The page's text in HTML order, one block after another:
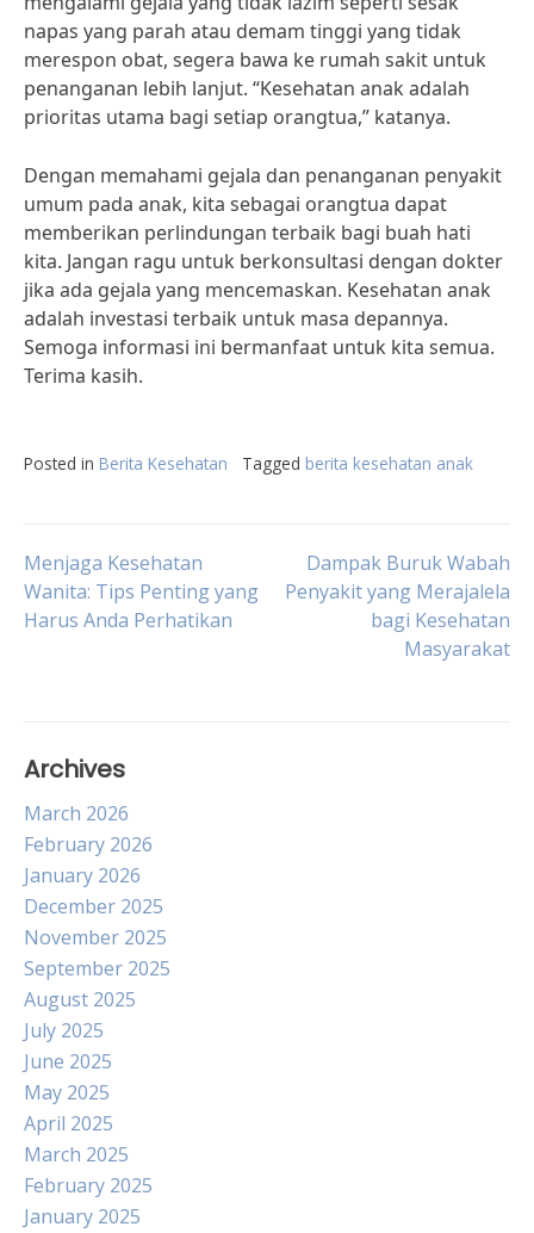
napas yang parah atau demam tinggi yang tidak
merespon obat, segera bawa ke rumah sakit untuk
penanganan lebih lanjut. “Kesehatan anak adalah
prioritas utama bagi setiap orangtua,” katanya.
Dengan memahami gejala dan penanganan penyakit
umum pada anak, kita sebagai orangtua dapat
memberikan perlindungan terbaik bagi buah hati
kita. Jangan ragu untuk berkonsultasi dengan dokter
jika ada gejala yang mencemaskan. Kesehatan anak
adalah investasi terbaik untuk masa depannya.
Semoga informasi ini bermanfaat untuk kita semua.
Terima kasih.
Posted in Berita Kesehatan Tagged berita kesehatan anak
Post
navigation
Menjaga Kesehatan
Wanita: Tips Penting yang
Harus Anda Perhatikan
Dampak Buruk Wabah
Penyakit yang Merajalela
bagi Kesehatan
Masyarakat
Archives
March 2026
February 2026
January 2026
December 2025
November 2025
September 2025
August 2025
July 2025
June 2025
May 2025
April 2025
March 2025
February 2025
January 2025